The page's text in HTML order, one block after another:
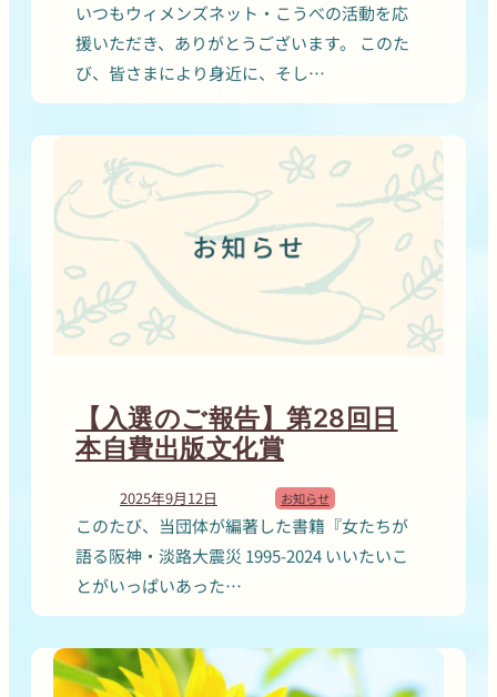
いつもウィメンズネット・こうべの活動を応
援いただき、ありがとうございます。 このた
び、皆さまにより身近に、そし…
【入選のご報告】第28回日
本自費出版文化賞
2025年9月12日 お知らせ
このたび、当団体が編著した書籍『女たちが
語る阪神・淡路大震災 1995-2024 いいたいこ
とがいっぱいあった…